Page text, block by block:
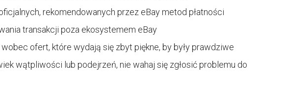
rekomendowanych przez eBay metod płatności
transakcji poza ekosystemem eBay
ofert, które wydają się zbyt piękne, by były prawdziwe
wątpliwości lub podejrzeń, nie wahaj się zgłosić problemu do